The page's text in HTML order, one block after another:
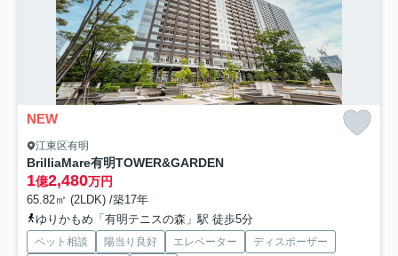
NEW
江東区有明
BrilliaMare有明TOWER&GARDEN
1億2,480万円
65.82㎡ (2LDK) /築17年
ゆりかもめ「有明テニスの森」駅 徒歩5分
ペット相談 陽当り良好 エレベーター
ディスポーザー